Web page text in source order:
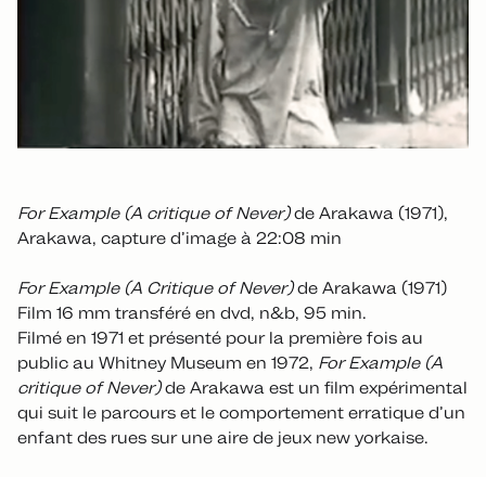
For Example (A critique of Never)de Arakawa (1971),
Arakawa, capture d’image à 22:08 min
For Example (A Critique of Never)de Arakawa (1971)
Film 16 mm transféré en dvd, n&b, 95 min.
Filmé en 1971 et présenté pour la première fois au
public au Whitney Museum en 1972, For Example (A
critique of Never)de Arakawa est un film expérimental
qui suit le parcours et le comportement erratique d’un
enfant des rues sur une aire de jeux new yorkaise.